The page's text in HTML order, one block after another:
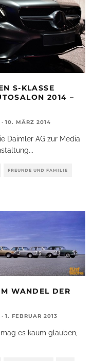
S-KLASSE
2014 –
· 10. MÄRZ 2014
Daimler AG zur Media
...
FREUNDE UND FAMILIE
WANDEL DER
· 1. FEBRUAR 2013
es kaum glauben,